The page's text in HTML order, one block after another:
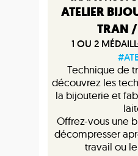
ATELIER
TRAN
1 OU 2
Technique de
découvrez les
la bijouterie et
Offrez-vous une
décompresser
travail ou